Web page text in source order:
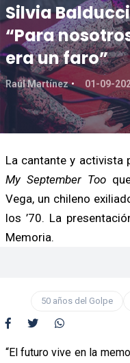
Silvia
“Para
era un faro”
Raúl Martínez 01-09-
La cantante y activista
My September Too
Vega, un chileno
los ’70. La
Memoria.
50 años del Golpe
“El futuro vive en la